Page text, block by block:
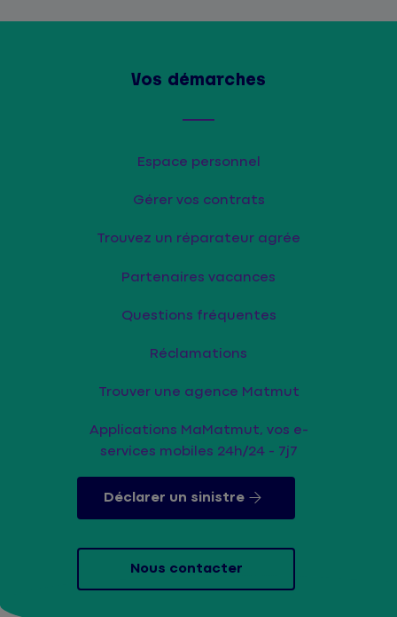
Vos démarches
Espace personnel
Gérer vos contrats
Trouvez un réparateur agrée
Partenaires vacances
Questions fréquentes
Réclamations
Trouver une agence Matmut
Applications MaMatmut, vos e-
services mobiles 24h/24 - 7j7
Déclarer un sinistre
Nous contacter